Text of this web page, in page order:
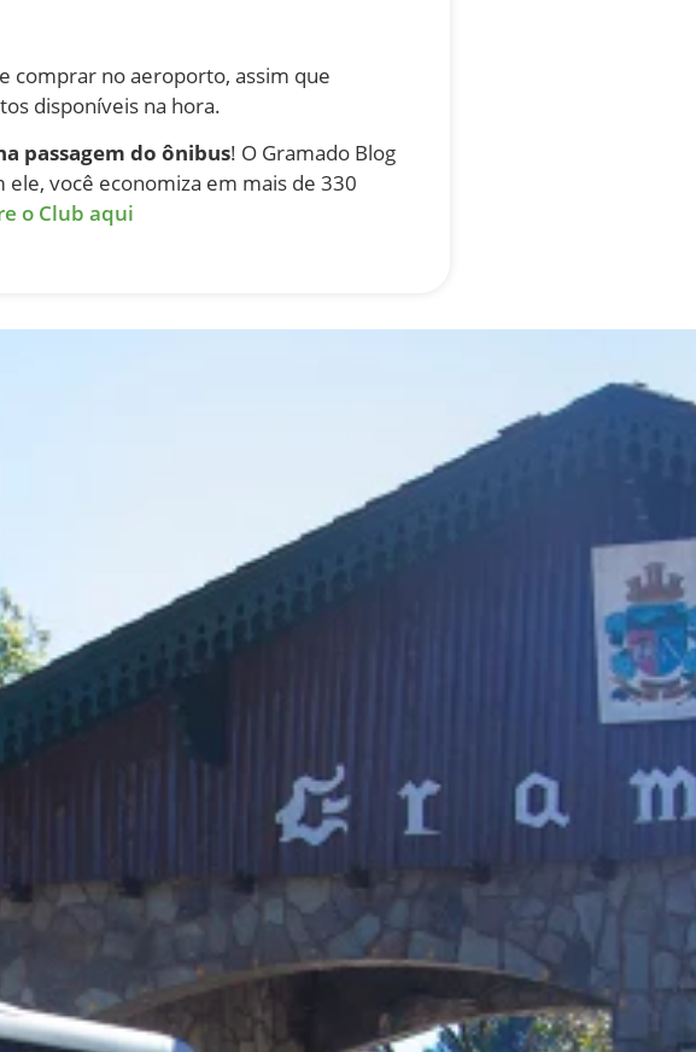
comprar no aeroporto, assim que
disponíveis na hora.
passagem do ônibus! O Gramado Blog
você economiza em mais de 330
o Club aqui